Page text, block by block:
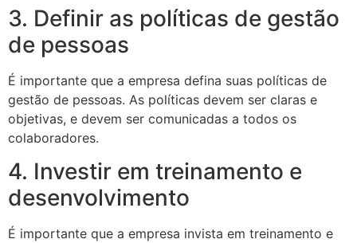
3. Definir as políticas de gestão
de pessoas
É importante que a empresa defina suas políticas de
gestão de pessoas. As políticas devem ser claras e
objetivas, e devem ser comunicadas a todos os
colaboradores.
4. Investir em treinamento e
desenvolvimento
É importante que a empresa invista em treinamento e